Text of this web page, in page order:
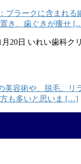
プラークに含まれ
き、歯ぐきが痩せ
20日 いれい歯科ク
美容術や、脱毛、
も多いと思いま […]